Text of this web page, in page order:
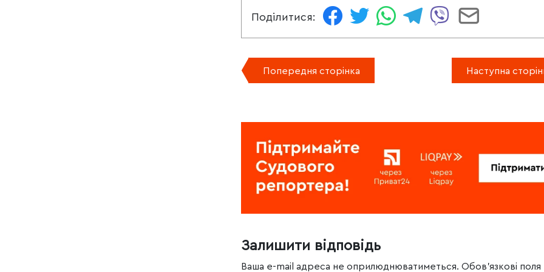
Поділитися:
Попередня сторінка Наступна
Залишити відповідь
Ваша e-mail адреса не оприлюднюватиметься. Обов’язкові поля